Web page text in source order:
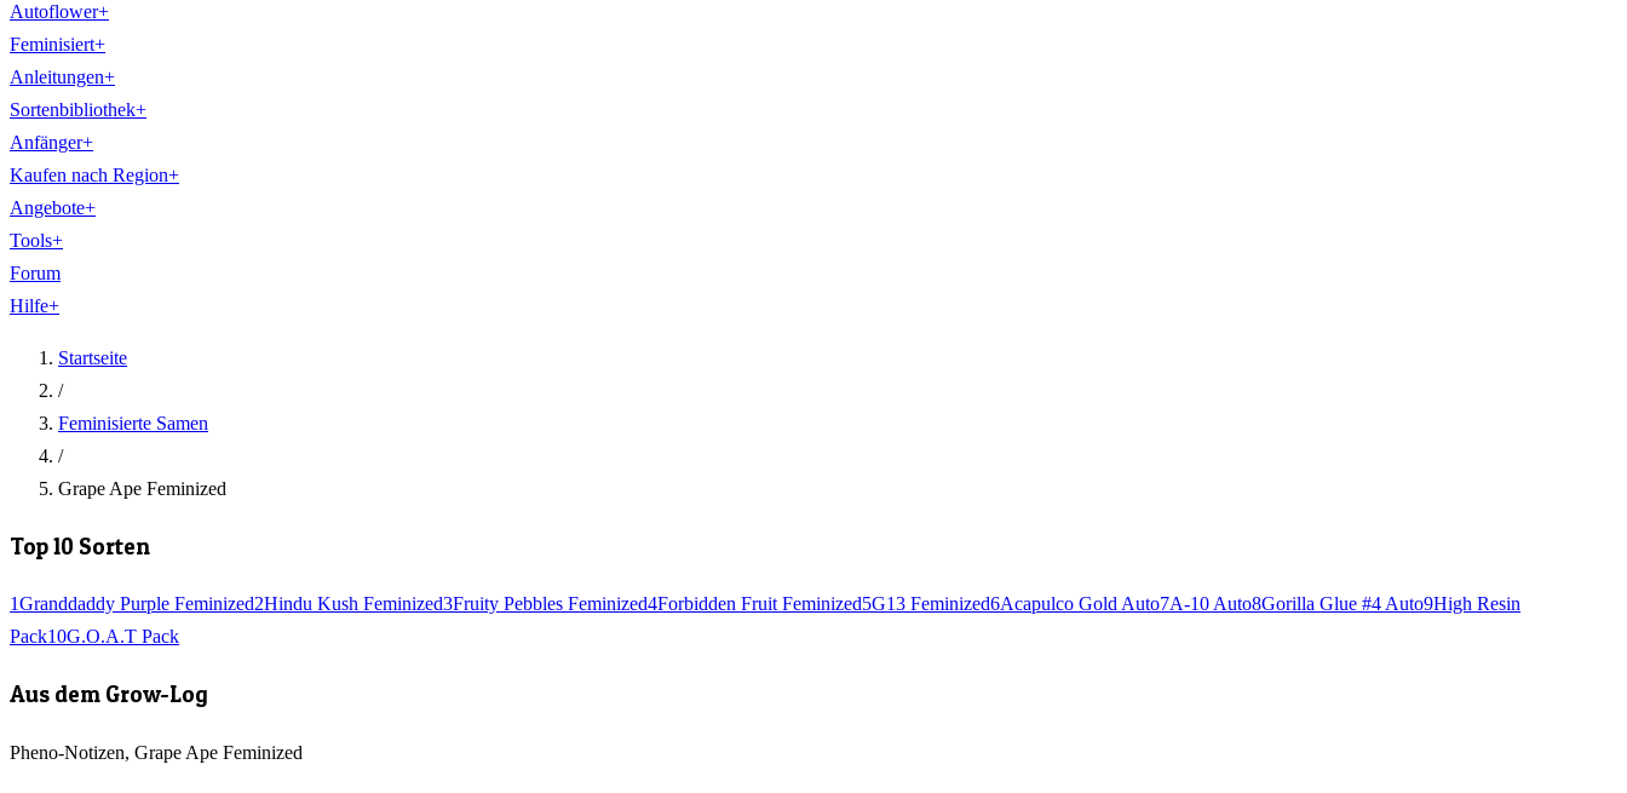
Autoflower+
Feminisiert+
Anleitungen+
Sortenbibliothek+
Anfänger+
Kaufen nach Region+
Angebote+
Tools+
Forum
Hilfe+
Startseite
/
Feminisierte Samen
/
Grape Ape Feminized
Top 10 Sorten
1Granddaddy Purple Feminized2Hindu Kush Feminized3Fruity Pebbles Feminized4Forbidden Fruit Feminized5G13 Feminized6Acapulco Gold Auto7A-10 Auto8Gorilla Glue #4 Auto9High Resin
Pack10G.O.A.T Pack
Aus dem Grow-Log
Pheno-Notizen, Grape Ape Feminized